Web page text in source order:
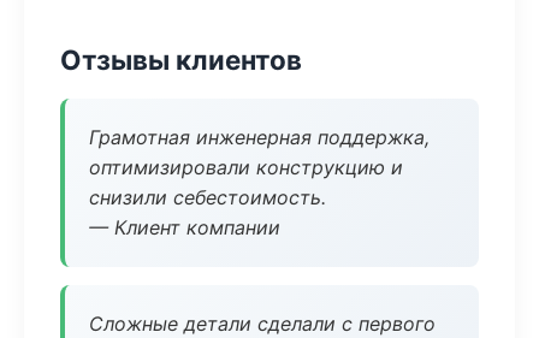
Отзывы клиентов
Грамотная инженерная поддержка,
оптимизировали конструкцию и
снизили себестоимость.
— Клиент компании
Сложные детали сделали с первого